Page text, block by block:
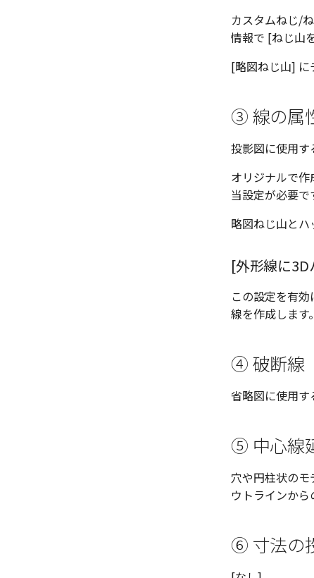
カスタムねじ/
情報で [ねじ山
[略図ねじ山] に
③ 線の属
投影図に使用す
オリジナルで
当設定が必要で
略図ねじ山とハ
[外形線に
この設定を有
線を作成します。
④ 破断線
省略図に使用す
⑤ 中心線
穴や円柱状の
ウトラインから
⑥ 寸法の